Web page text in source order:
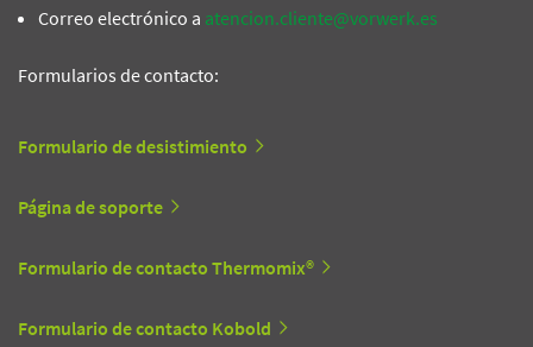
Correo electrónico a atencion.cliente@vorwerk.es
Formularios de contacto:
Formulario de desistimiento
Página de soporte
Formulario de contacto Thermomix®
Formulario de contacto Kobold